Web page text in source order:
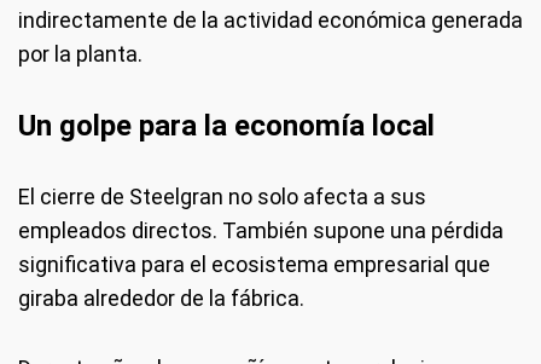
indirectamente de la actividad económica generada
por la planta.
Un golpe para la economía local
El cierre de Steelgran no solo afecta a sus
empleados directos. También supone una pérdida
significativa para el ecosistema empresarial que
giraba alrededor de la fábrica.